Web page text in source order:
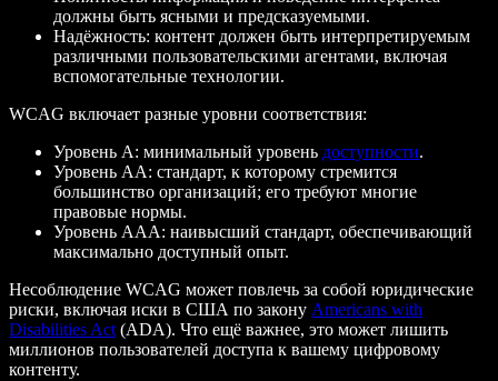
должны быть ясными и предсказуемыми.
Надёжность: контент должен быть интерпретируемым
различными пользовательскими агентами, включая
вспомогательные технологии.
WCAG включает разные уровни соответствия:
Уровень A: минимальный уровень доступности.
Уровень AA: стандарт, к которому стремится
большинство организаций; его требуют многие
правовые нормы.
Уровень AAA: наивысший стандарт, обеспечивающий
максимально доступный опыт.
Несоблюдение WCAG может повлечь за собой юридические
риски, включая иски в США по закону Americans with
Disabilities Act(ADA). Что ещё важнее, это может лишить
миллионов пользователей доступа к вашему цифровому
контенту.